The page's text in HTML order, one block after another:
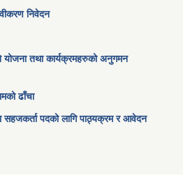
निवेदन
योजना तथा कार्यक्रमहरुको अनुगमन
ढाँचा
सहजकर्ता पदको लागि पाठ्यक्रम र आवेदन